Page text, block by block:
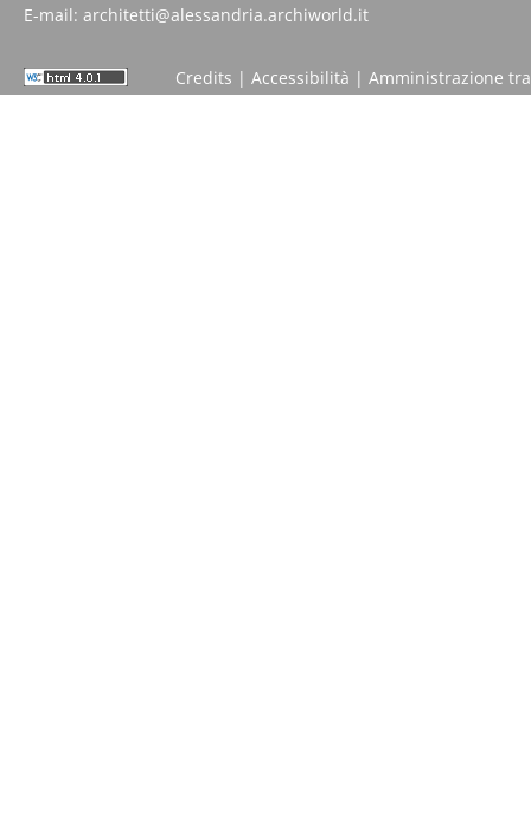
E-mail: architetti@alessandria.archiworld.it
Credits | Accessibilità | Amministrazione